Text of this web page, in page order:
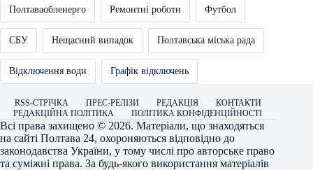
Полтаваобленерго Ремонтні роботи Футбол
СБУ Нещасний випадок Полтавська міська рада
Відключення води Графік відключень
RSS-СТРІЧКА ПРЕС-РЕЛІЗИ РЕДАКЦІЯ
КОНТАКТИ
РЕДАКЦІЙНА ПОЛІТИКА
ПОЛІТИКА КОНФІДЕНЦІЙНОСТІ
Всі права захищено © 2026. Матеріали, що знаходяться
на сайті Полтава 24, охороняються відповідно до
законодавства України, у тому числі про авторське право
та суміжні права. За будь-якого використання матеріалів